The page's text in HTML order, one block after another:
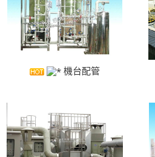
耐酸鹼、防腐蝕設備
機台配管